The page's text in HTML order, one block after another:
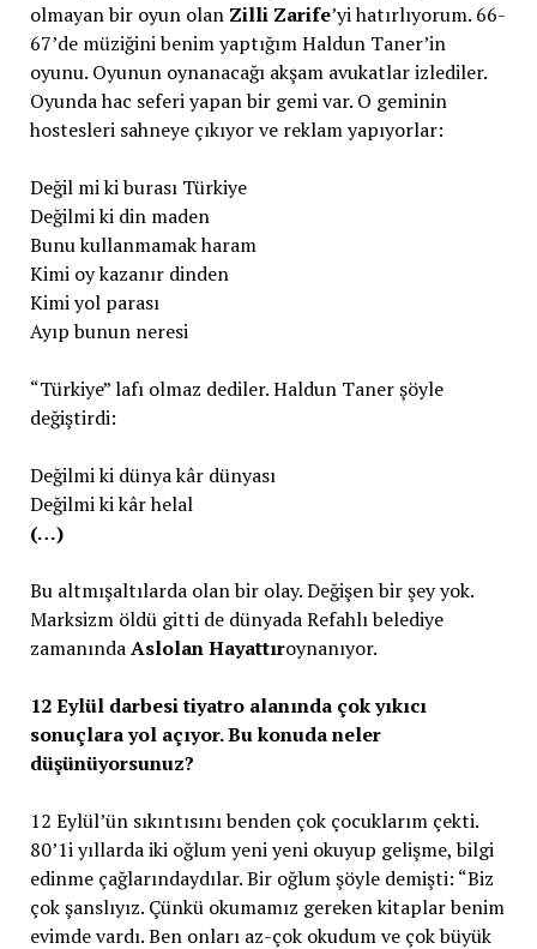
olmayan bir oyun olan Zilli Zarife’yi hatırlıyorum. 66-
67’de müziğini benim yaptığım Haldun Taner’in
oyunu. Oyunun oynanacağı akşam avukatlar izlediler.
Oyunda hac seferi yapan bir gemi var. O geminin
hostesleri sahneye çıkıyor ve reklam yapıyorlar:
Değil mi ki burası Türkiye
Değilmi ki din maden
Bunu kullanmamak haram
Kimi oy kazanır dinden
Kimi yol parası
Ayıp bunun neresi
“Türkiye” lafı olmaz dediler. Haldun Taner şöyle
değiştirdi:
Değilmi ki dünya kâr dünyası
Değilmi ki kâr helal
(…)
Bu altmışaltılarda olan bir olay. Değişen bir şey yok.
Marksizm öldü gitti de dünyada Refahlı belediye
zamanındaAslolan Hayattıroynanıyor.
12 Eylül darbesi tiyatro alanında çok yıkıcı
sonuçlara yol açıyor. Bukonuda neler
düşünüyorsunuz?
12 Eylül’ün sıkıntısını benden çok çocuklarım çekti.
80’1i yıllarda iki oğlum yeni yeni okuyup gelişme, bilgi
edinme çağlarındaydılar. Bir oğlum şöyle demişti: “Biz
çok şanslıyız. Çünkü okumamız gereken kitaplar benim
evimde vardı. Ben onları az-çok okudum ve çok büyük